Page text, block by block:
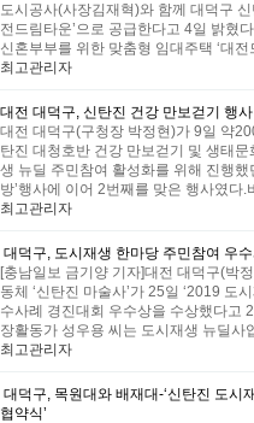
도시공사(사장김재혁)와 함께 대덕구
전드림타운’으로 공급한다고 4일 밝혔
신혼부부를 위한 맞춤형 임대주택 ‘대전
최고관리자
대전 대덕구, 신탄진 건강 만보걷기 행사
대전 대덕구(구청장 박정현)가 9일 약
탄진 대청호반 건강 만보걷기 및 생태
생 뉴딜 주민참여 활성화를 위해 진행
방’행사에 이어 2번째를 맞은 행사였다.
최고관리자
대덕구, 도시재생 한마당 주민참여 우
[충남일보 금기양 기자]대전 대덕구(박
동체 ‘신탄진 마술사’가 25일 ‘2019 도
수사례 경진대회 우수상을 수상했다고
장활동가 성우용 씨는 도시재생 뉴딜사
최고관리자
대덕구, 목원대와 배재대-‘신탄진 도시
협약식’